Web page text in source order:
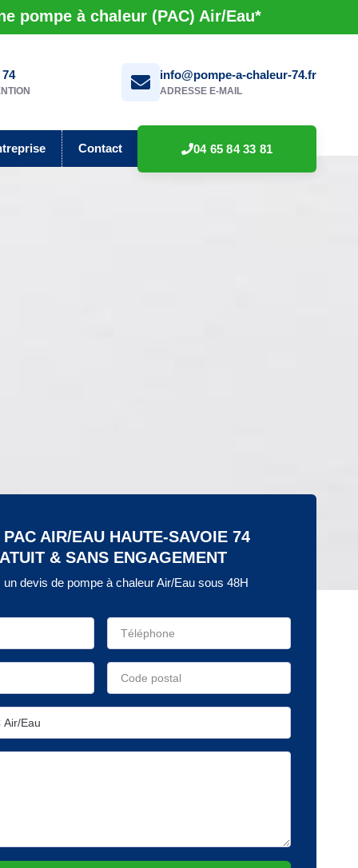
pompe à chaleur (PAC) Air/Eau*
info@pompe-a-chaleur-74.fr
ADRESSE E-MAIL
Contact 04 65 84 33 81
AIR/EAU HAUTE-SAVOIE 74
& SANS ENGAGEMENT
devis de pompe à chaleur Air/Eau sous 48H